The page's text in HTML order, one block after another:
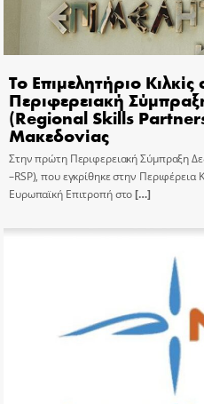
Το Επιμελητήριο
Περιφερειακή
(Regional Skills
Μακεδονίας
Στην πρώτη Περιφερειακή Σύμπραξη
–RSP), που εγκρίθηκε στην
Ευρωπαϊκή Επιτροπή στο[…]